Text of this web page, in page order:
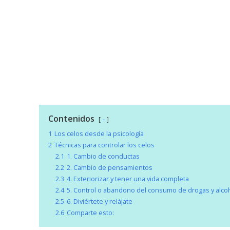
Contenidos
-
1 Los celos desde la psicología
2 Técnicas para controlar los celos
2.1 1. Cambio de conductas
2.2 2. Cambio de pensamientos
2.3 4. Exteriorizar y tener una vida completa
2.4 5. Control o abandono del consumo de drogas y
2.5 6. Diviértete y relájate
2.6 Comparte esto: